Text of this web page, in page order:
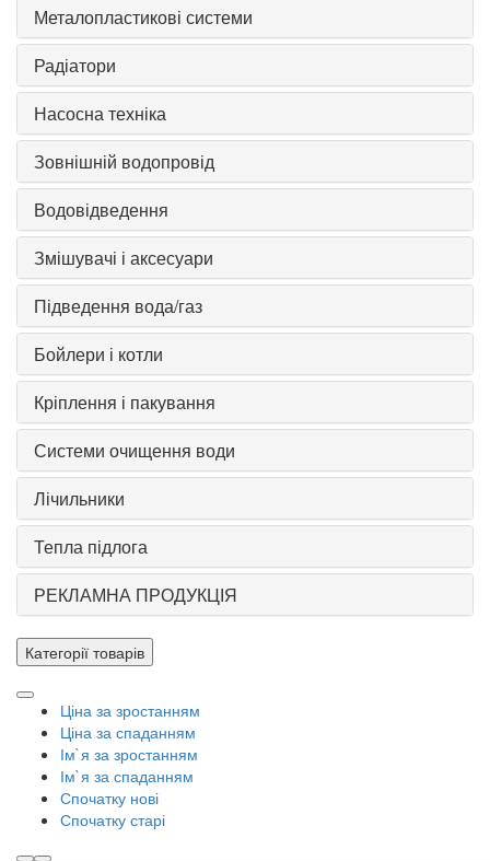
Металопластикові системи
Радіатори
Насосна техніка
Зовнішній водопровід
Водовідведення
Змішувачі і аксесуари
Підведення вода/газ
Бойлери і котли
Кріплення і пакування
Системи очищення води
Лічильники
Тепла підлога
РЕКЛАМНА ПРОДУКЦІЯ
Категорії товарів
Ціна за зростанням
Ціна за спаданням
Ім`я за зростанням
Ім`я за спаданням
Спочатку нові
Спочатку старі